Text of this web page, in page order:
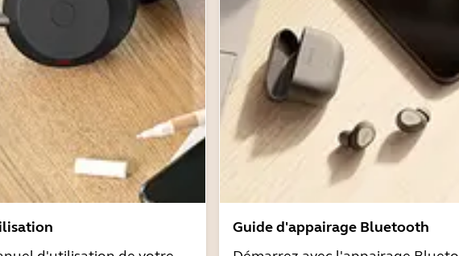
Guide d'appairage Bluetooth